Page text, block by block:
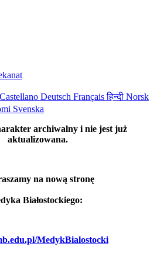
Castellano Deutsch Françaisहिन्दी Norsk
Svenska
archiwalny i nie jest już
aktualizowana.
na nową stronę
Białostockiego:
MedykBialostocki